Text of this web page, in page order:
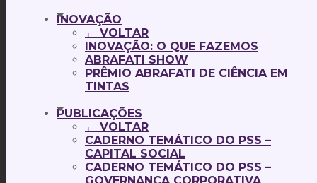
INOVAÇÃO
← VOLTAR
INOVAÇÃO: O QUE FAZEMOS
ABRAFATI SHOW
PRÊMIO ABRAFATI DE CIÊNCIA EM
TINTAS
PUBLICAÇÕES
← VOLTAR
CADERNO TEMÁTICO DO PSS –
CAPITAL SOCIAL
CADERNO TEMÁTICO DO PSS –